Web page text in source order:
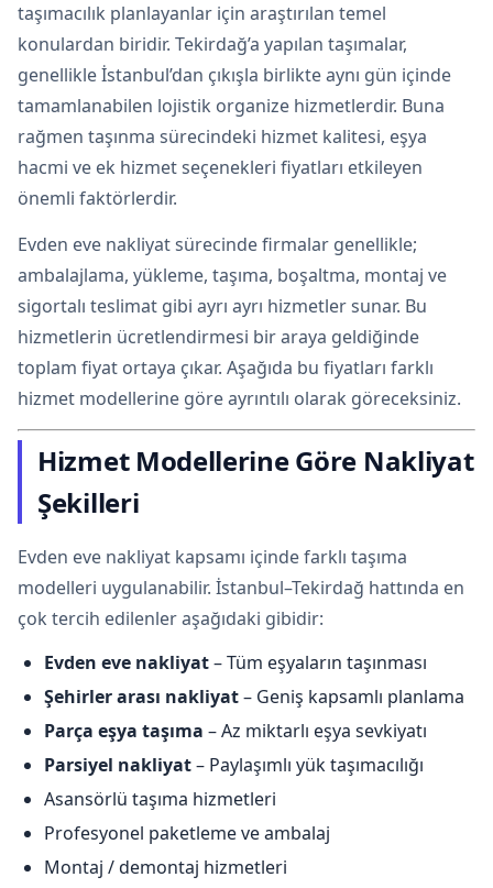
taşımacılık planlayanlar için araştırılan temel
konulardan biridir. Tekirdağ’a yapılan taşımalar,
genellikle İstanbul’dan çıkışla birlikte aynı gün içinde
tamamlanabilen lojistik organize hizmetlerdir. Buna
rağmen taşınma sürecindeki hizmet kalitesi, eşya
hacmi ve ek hizmet seçenekleri fiyatları etkileyen
önemli faktörlerdir.
Evden eve nakliyat sürecinde firmalar genellikle;
ambalajlama, yükleme, taşıma, boşaltma, montaj ve
sigortalı teslimat gibi ayrı ayrı hizmetler sunar. Bu
hizmetlerin ücretlendirmesi bir araya geldiğinde
toplam fiyat ortaya çıkar. Aşağıda bu fiyatları farklı
hizmet modellerine göre ayrıntılı olarak göreceksiniz.
Hizmet Modellerine Göre Nakliyat
Şekilleri
Evden eve nakliyat kapsamı içinde farklı taşıma
modelleri uygulanabilir. İstanbul–Tekirdağ hattında en
çok tercih edilenler aşağıdaki gibidir:
Evden eve nakliyat– Tüm eşyaların taşınması
Şehirler arası nakliyat– Geniş kapsamlı planlama
Parça eşya taşıma – Az miktarlı eşya sevkiyatı
Parsiyel nakliyat– Paylaşımlı yük taşımacılığı
Asansörlü taşıma hizmetleri
Profesyonel paketleme ve ambalaj
Montaj / demontaj hizmetleri